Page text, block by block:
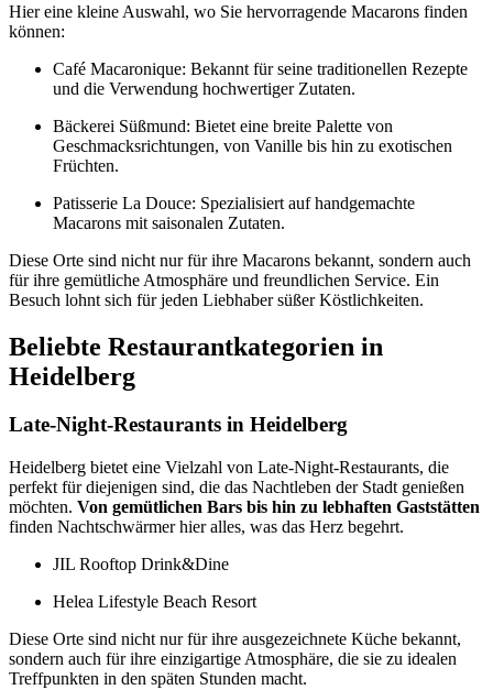
Hier eine kleine Auswahl, wo Sie hervorragende Macarons finden
können:
Café Macaronique: Bekannt für seine traditionellen Rezepte
und die Verwendung hochwertiger Zutaten.
Bäckerei Süßmund: Bietet eine breite Palette von
Geschmacksrichtungen, von Vanille bis hin zu exotischen
Früchten.
Patisserie La Douce: Spezialisiert auf handgemachte
Macarons mit saisonalen Zutaten.
Diese Orte sind nicht nur für ihre Macarons bekannt, sondern auch
für ihre gemütliche Atmosphäre und freundlichen Service. Ein
Besuch lohnt sich für jeden Liebhaber süßer Köstlichkeiten.
Beliebte Restaurantkategorien in
Heidelberg
Late-Night-Restaurants in Heidelberg
Heidelberg bietet eine Vielzahl von Late-Night-Restaurants, die
perfekt für diejenigen sind, die das Nachtleben der Stadt genießen
möchten. Von gemütlichen Bars bis hin zu lebhaften Gaststätten
finden Nachtschwärmer hier alles, was das Herz begehrt.
JIL Rooftop Drink&Dine
Helea Lifestyle Beach Resort
Diese Orte sind nicht nur für ihre ausgezeichnete Küche bekannt,
sondern auch für ihre einzigartige Atmosphäre, die sie zu idealen
Treffpunkten in den späten Stunden macht.